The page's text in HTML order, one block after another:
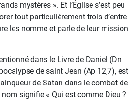
mystères ». Et l’Église s’est peu
tout particulièrement trois d’entre
les nomme et parle de leur mission
dans le Livre de Daniel (Dn
de saint Jean (Ap 12,7), est
de Satan dans le combat de
nom signifie « Qui est comme Dieu ?